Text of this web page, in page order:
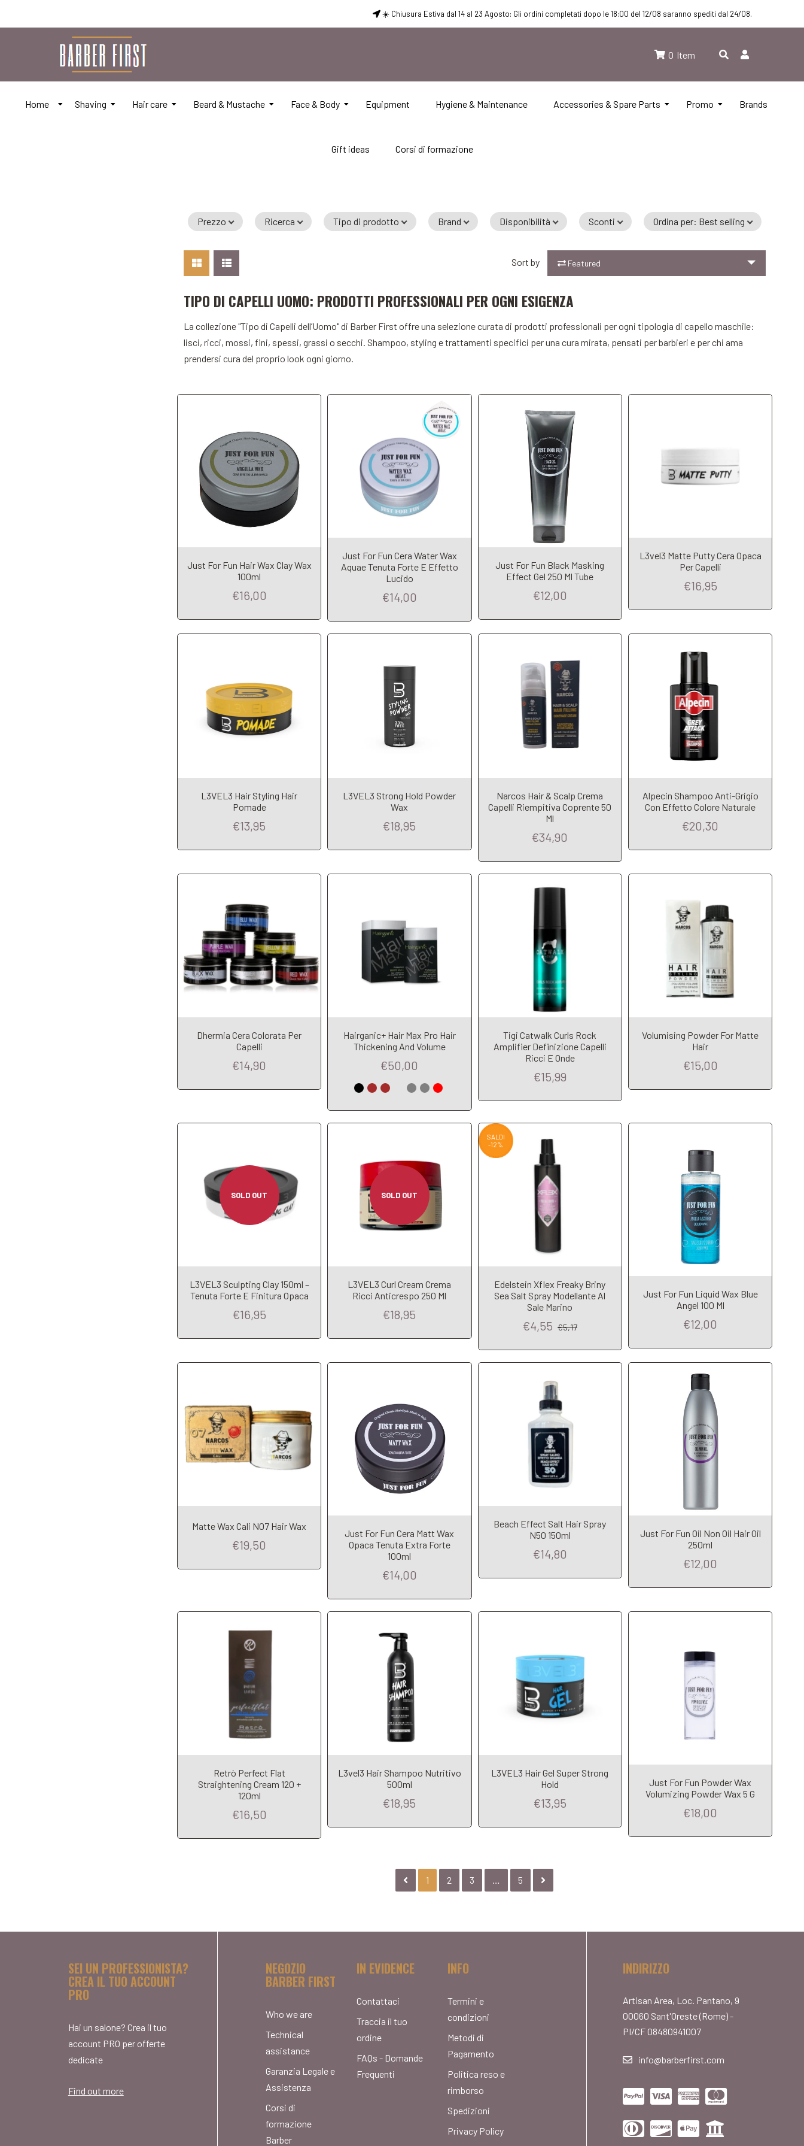
☀️ Chiusura Estiva dal 14 al 23 Agosto: Gli ordini completati dopo le 18:00 del 12/08 saranno spediti dal 24/08.
0 Item
Home Shaving Hair care Beard & Mustache Face & Body Equipment Hygiene & Maintenance Accessories & Spare Parts Promo Brands
Gift ideas Corsi di formazione
Prezzo Ricerca Tipo di prodotto Brand Disponibilità Sconti Ordina per: Best selling
Sort by Featured
TIPO DI CAPELLI UOMO: PRODOTTI PROFESSIONALI PER OGNI ESIGENZA
La collezione "Tipo di Capelli dell’Uomo" di Barber First offre una selezione curata di prodotti professionali per ogni tipologia di capello maschile:
lisci, ricci, mossi, fini, spessi, grassi o secchi. Shampoo, styling e trattamenti specifici per una cura mirata, pensati per barbieri e per chi ama
prendersi cura del proprio look ogni giorno.
Just For Fun Hair Wax Clay Wax
100ml
€16,00
Just For Fun Cera Water Wax
Aquae Tenuta Forte E Effetto
Lucido
€14,00
Just For Fun Black Masking
Effect Gel 250 Ml Tube
€12,00
L3vel3 Matte Putty Cera Opaca
Per Capelli
€16,95
L3VEL3 Hair Styling Hair
Pomade
€13,95
Add to Cart
L3VEL3 Strong Hold Powder
Wax
€18,95
Narcos Hair & Scalp Crema
Capelli Riempitiva Coprente 50
Ml
€34,90
Add to Cart
Alpecin Shampoo Anti-Grigio
Con Effetto Colore Naturale
€20,30
Add to Cart
Dhermia Cera Colorata Per
Capelli
€14,90
Add to Cart
Hairganic+ Hair Max Pro Hair
Thickening And Volume
€50,00
Add to Cart
Tigi Catwalk Curls Rock
Amplifier Definizione Capelli
Ricci E Onde
€15,99
Add to Cart
Volumising Powder For Matte
Hair
€15,00
SOLD OUT
L3VEL3 Sculpting Clay 150ml –
Tenuta Forte E Finitura Opaca
€16,95
SOLD OUT
L3VEL3 Curl Cream Crema
Ricci Anticrespo 250 Ml
€18,95
SALDI
-12%
Add to Cart
Edelstein Xflex Freaky Briny
Sea Salt Spray Modellante Al
Sale Marino
€4,55 €5,17
Add to Cart
Just For Fun Liquid Wax Blue
Angel 100 Ml
€12,00
Add to Cart
Matte Wax Cali N07 Hair Wax
€19,50
Add to Cart
Just For Fun Cera Matt Wax
Opaca Tenuta Extra Forte
100ml
€14,00
Add to Cart
Beach Effect Salt Hair Spray
N50 150ml
€14,80
Just For Fun Oil Non Oil Hair Oil
250ml
€12,00
Retrò Perfect Flat
Straightening Cream 120 +
120ml
€16,50
Add to Cart
L3vel3 Hair Shampoo Nutritivo
500ml
€18,95
Add to Cart
L3VEL3 Hair Gel Super Strong
Hold
€13,95
Add to Cart
Just For Fun Powder Wax
Volumizing Powder Wax 5 G
€18,00
1 2 3 … 5
SEI UN PROFESSIONISTA?
CREA IL TUO ACCOUNT
PRO
Hai un salone? Crea il tuo
account PRO per offerte
dedicate
Find out more
NEGOZIO
BARBER FIRST
Who we are
Technical
assistance
Garanzia Legale e
Assistenza
Corsi di
formazione
Barber
IN EVIDENCE
Contattaci
Traccia il tuo
ordine
FAQs - Domande
Frequenti
INFO
Termini e
condizioni
Metodi di
Pagamento
Politica reso e
rimborso
Spedizioni
Privacy Policy
INDIRIZZO
Artisan Area, Loc. Pantano, 9
00060 Sant'Oreste (Rome) -
PI/CF 08480941007
info@barberfirst.com